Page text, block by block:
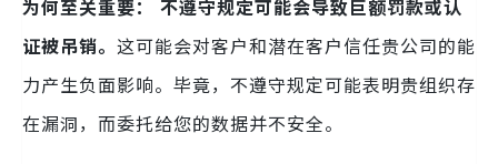
为何至关重要：
不遵守规定可能会导致巨额罚款或认
证被吊销。 这可能会对客户和潜在客户信任贵公司的能
力产生负面影响。毕竟，不遵守规定可能表明贵组织存
在漏洞，而委托给您的数据并不安全。